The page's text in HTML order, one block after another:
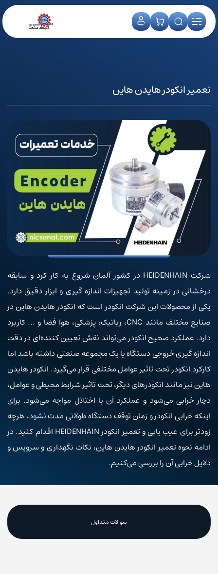
تعمیر انکودر هایدن هاین
شرکت HEIDENHAIN در کشور آلمان شروع به کار کرد و سابقه
درخشانی در زمینه تولید تجهیزات اندازه گیری و ابزار دقیق دارد.
یکی از محصولات این شرکت انکودر است که انکودر هایدن هاین در
صنایع مختلف مانند CNC، رباتیک، پزشکی، هوا فضا و ... کاربرد
دارد. عملکرد صحیح انکودر می‌تواند نقش تعیین کننده‌ای در دقت
اندازه گیری خروجی دستگاه یا یک مجموعه صنعتی داشته باشد اما
کارکرد انکودر تحت تاثیر عوامل مختلفی قرار می‌گیرد. انکودر هایدن
هاین نیز مانند انکودرهای دیگر، تحت تاثیر شرایط محیطی و عوامل،
دچار خرابی می‌شود و عملکرد آن با اختلال مواجه می‌شود. برای
اینکه خرابی انکودر و زمان توقف دستگاه طولانی مدت نشود، هرچه
زودتر برای عیب یابی و تعمیر انکودر HEIDENHAIN اقدام کنید. در
ادامه نحوه تعمیر انکودر هایدن هاین، نکات نگهداری و سرویس و
دلایل خرابی آن را بررسی می‌کنیم.
سوالات متداول